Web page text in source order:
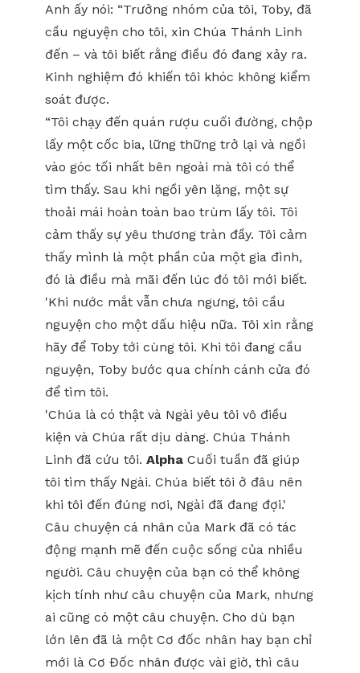
Anh ấy nói: “Trưởng nhóm của tôi, Toby, đã
cầu nguyện cho tôi, xin Chúa Thánh Linh
đến – và tôi biết rằng điều đó đang xảy ra.
Kinh nghiệm đó khiến tôi khóc không kiểm
soát được.
“Tôi chạy đến quán rượu cuối đường, chộp
lấy một cốc bia, lững thững trở lại và ngồi
vào góc tối nhất bên ngoài mà tôi có thể
tìm thấy. Sau khi ngồi yên lặng, một sự
thoải mái hoàn toàn bao trùm lấy tôi. Tôi
cảm thấy sự yêu thương tràn đầy. Tôi cảm
thấy mình là một phần của một gia đình,
đó là điều mà mãi đến lúc đó tôi mới biết.
'Khi nước mắt vẫn chưa ngưng, tôi cầu
nguyện cho một dấu hiệu nữa. Tôi xin rằng
hãy để Toby tới cùng tôi. Khi tôi đang cầu
nguyện, Toby bước qua chính cánh cửa đó
để tìm tôi.
'Chúa là có thật và Ngài yêu tôi vô điều
kiện và Chúa rất dịu dàng. Chúa Thánh
Linh đã cứu tôi. Alpha Cuối tuần đã giúp
tôi tìm thấy Ngài. Chúa biết tôi ở đâu nên
khi tôi đến đúng nơi, Ngài đã đang đợi.'
Câu chuyện cá nhân của Mark đã có tác
động mạnh mẽ đến cuộc sống của nhiều
người. Câu chuyện của bạn có thể không
kịch tính như câu chuyện của Mark, nhưng
ai cũng có một câu chuyện. Cho dù bạn
lớn lên đã là một Cơ đốc nhân hay bạn chỉ
mới là Cơ Đốc nhân được vài giờ, thì câu